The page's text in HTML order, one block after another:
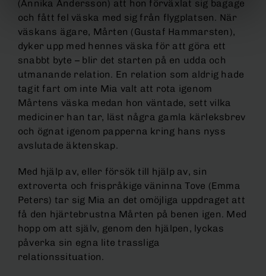
(Annika Andersson) att hon förväxlat sig bagage
och fått fel väska med sig från flygplatsen. När
väskans ägare, Mårten (Gustaf Hammarsten),
dyker upp med hennes väska för att göra ett
snabbt byte – blir det starten på en udda och
utmanande relation. En relation som aldrig hade
tagit fart om inte Mia valt att rota igenom
Mårtens väska medan hon väntade, sett vilka
mediciner han tar, läst några gamla kärleksbrev
och ögnat igenom papperna kring hans nyss
avslutade äktenskap.
Med hjälp av, eller försök till hjälp av, sin
extroverta och frispråkige väninna Tove (Emma
Peters) tar sig Mia an det omöjliga uppdraget att
få den hjärtebrustna Mårten på benen igen. Med
hopp om att själv, genom den hjälpen, lyckas
påverka sin egna lite trassliga
relationssituation.